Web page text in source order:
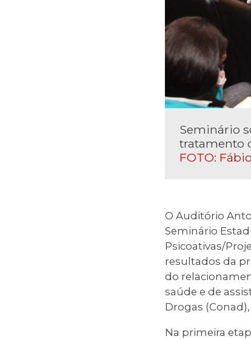
Seminário
tratamento
FOTO:
O Auditório
Seminário
Psicoativas/
resultados da
do
saúde e de
Drogas
Na primeira